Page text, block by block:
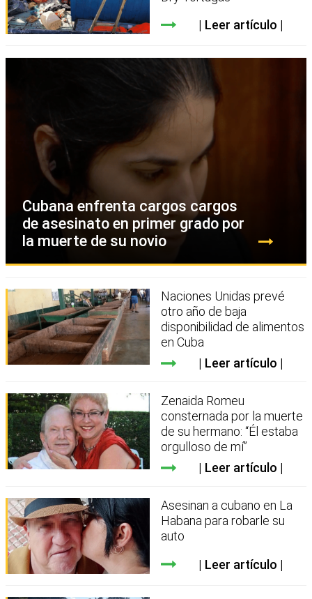
Leer artículo
Cubana enfrenta cargos cargos
de asesinato en primer grado por
la muerte de su novio
Naciones Unidas prevé
otro año de baja
disponibilidad de alimentos
en Cuba
Leer artículo
Zenaida Romeu
consternada por la muerte
de su hermano: “Él estaba
orgulloso de mí”
Leer artículo
Asesinan a cubano en La
Habana para robarle su
auto
Leer artículo